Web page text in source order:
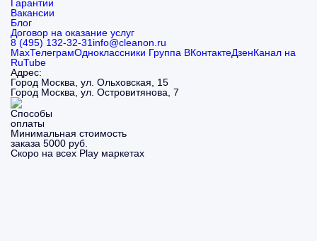
Гарантии
Вакансии
Блог
Договор на оказание услуг
8 (495) 132-32-31 info@cleanon.ru
MaxТелеграмОдноклассники Группа ВКонтактеДзенКанал на
RuTube
Адрес:
Город Москва, ул. Ольховская, 15
Город Москва, ул. Островитянова, 7
Минимальная стоимость
заказа 5000 руб.
Скоро на всех Play маркетах